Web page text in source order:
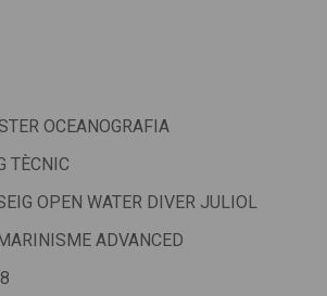
OCEANOGRAFIA
TÈCNIC
OPEN WATER DIVER JULIOL
ADVANCED